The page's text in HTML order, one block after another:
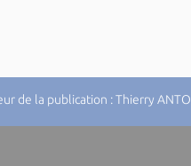
de la publication : Thierry